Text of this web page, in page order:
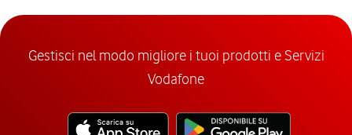
Gestisci nel modo migliore i tuoi prodotti e Servizi
Vodafone